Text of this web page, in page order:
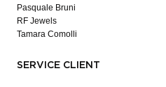
Pasquale Bruni
RF Jewels
Tamara Comolli
SERVICE CLIENT